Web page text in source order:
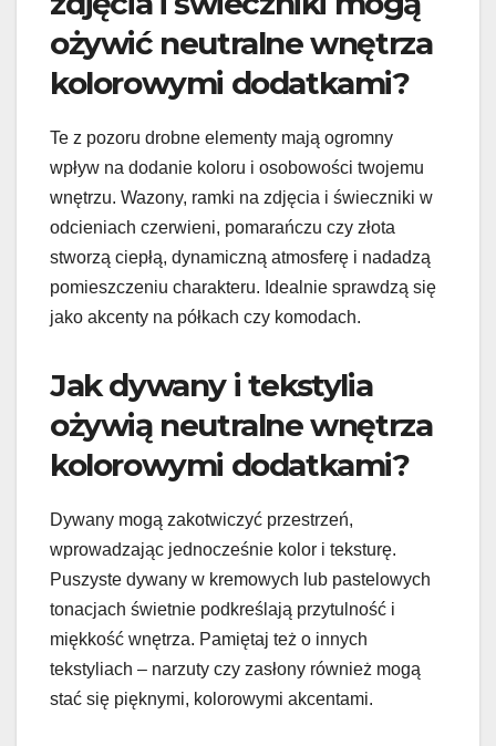
ożywić neutralne wnętrza
kolorowymi dodatkami?
Te z pozoru drobne elementy mają ogromny
wpływ na dodanie koloru i osobowości twojemu
wnętrzu. Wazony, ramki na zdjęcia i świeczniki w
odcieniach czerwieni, pomarańczu czy złota
stworzą ciepłą, dynamiczną atmosferę i nadadzą
pomieszczeniu charakteru. Idealnie sprawdzą się
jako akcenty na półkach czy komodach.
Jak dywany i tekstylia
ożywią neutralne wnętrza
kolorowymi dodatkami?
Dywany mogą zakotwiczyć przestrzeń,
wprowadzając jednocześnie kolor i teksturę.
Puszyste dywany w kremowych lub pastelowych
tonacjach świetnie podkreślają przytulność i
miękkość wnętrza. Pamiętaj też o innych
tekstyliach – narzuty czy zasłony również mogą
stać się pięknymi, kolorowymi akcentami.